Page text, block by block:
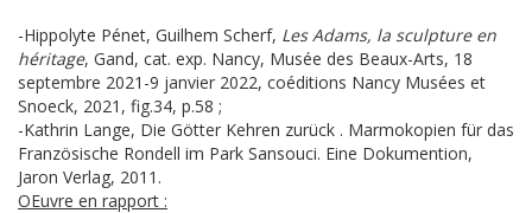
-Hippolyte Pénet, Guilhem Scherf, Les Adams, la sculpture en
héritage, Gand, cat. exp. Nancy, Musée des Beaux-Arts, 18
septembre 2021-9 janvier 2022, coéditions Nancy Musées et
Snoeck, 2021, fig.34, p.58 ;
-Kathrin Lange, Die Götter Kehren zurück . Marmokopien für das
Französische Rondell im Park Sansouci. Eine Dokumention,
Jaron Verlag, 2011.
OEuvre en rapport :